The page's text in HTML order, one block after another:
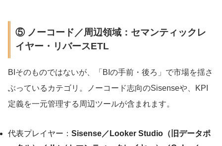
⑤ ノーコード／周辺領域：セマンティックレ
イヤー・リバースETL
BIそのものではないが、「BIの手前・後ろ」で市場を揺さ
ぶっているカテゴリ。ノーコード志向のSisenseや、KPI
定義を一元管理する周辺ツールが含まれます。
代表プレイヤー： Sisense／Looker Studio（旧データポ